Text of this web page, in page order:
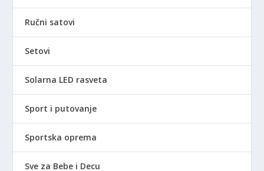
Ručni satovi
Setovi
Solarna LED rasveta
Sport i putovanje
Sportska oprema
Sve za Bebe i Decu